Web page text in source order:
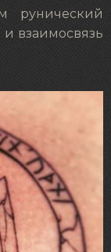
рунический
взаимосвязь